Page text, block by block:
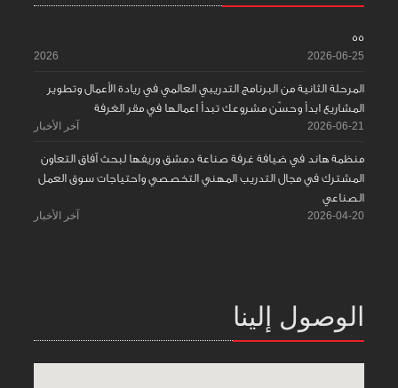
55
2026-06-25
2026
المرحلة الثانية من البرنامج التدريبي العالمي في ريادة الأعمال وتطوير
المشاريع ابدأ وحسّن مشروعك تبدأ اعمالها في مقر الغرفة
2026-06-21 آخر الأخبار
منظمة هاند في ضيافة غرفة صناعة دمشق وريفها لبحث آفاق التعاون
المشترك في مجال التدريب المهني التخصصي واحتياجات سوق العمل
الصناعي
2026-04-20 آخر الأخبار
الوصول إلينا